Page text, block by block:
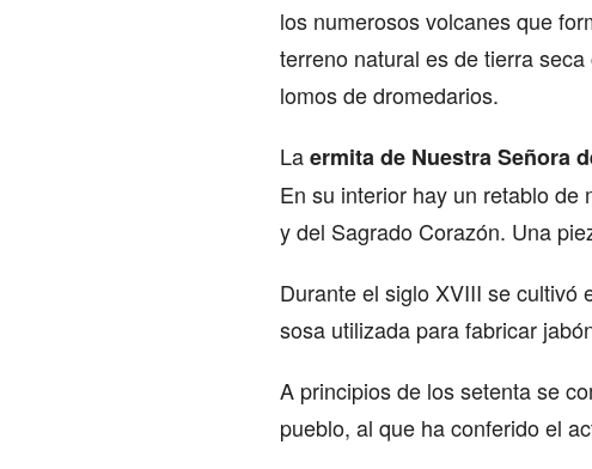
los numerosos volcanes que
terreno natural es de tierra
lomos de dromedarios.
Laermita de Nuestra Señora
En su interior hay un retablo
y del Sagrado Corazón. Una
Durante el siglo XVIII se cultivó
sosa utilizada para fabricar
A principios de los setenta se
pueblo, al que ha conferido el